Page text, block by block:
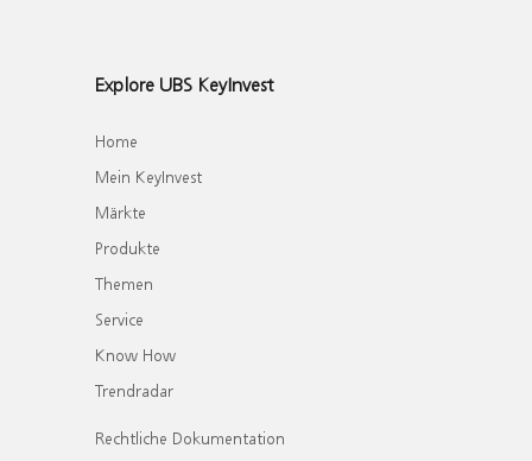
Explore UBS KeyInvest
Home
Mein KeyInvest
Märkte
Produkte
Themen
Service
Know How
Trendradar
Rechtliche Dokumentation